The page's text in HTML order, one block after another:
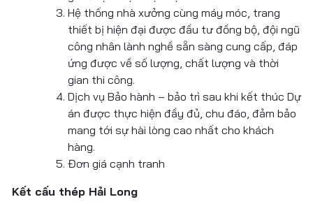
Hệ thống nhà xưởng cùng máy móc, trang
thiết bị hiện đại được đầu tư đồng bộ, đội ngũ
công nhân lành nghề sẵn sàng cung cấp, đáp
ứng được về số lượng, chất lượng và thời
gian thi công.
Dịch vụ Bảo hành – bảo trì sau khi kết thúc Dự
án được thực hiện đầy đủ, chu đáo, đảm bảo
mang tới sự hài lòng cao nhất cho khách
hàng.
Đơn giá cạnh tranh
Kết cấu thép Hải Long